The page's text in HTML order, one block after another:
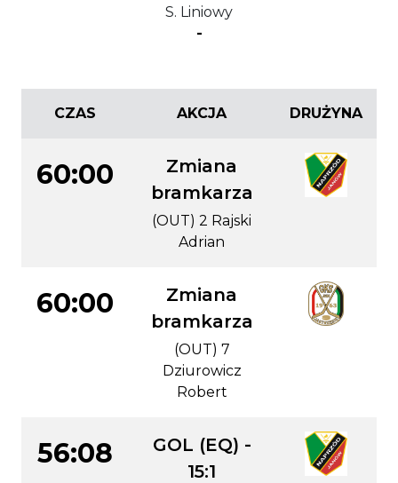
S. Liniowy
-
CZAS AKCJA DRUŻYNA
60:00
Zmiana
bramkarza
(OUT) 2 Rajski
Adrian
60:00
Zmiana
bramkarza
(OUT) 7
Dziurowicz
Robert
56:08
GOL (EQ) -
15:1